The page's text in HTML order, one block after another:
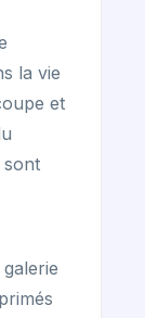
la vie
et
sont